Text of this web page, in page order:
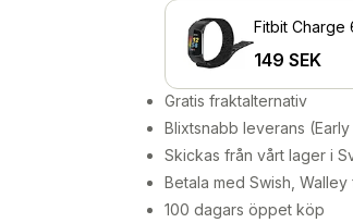
Fitbit Charge
149 SEK
Gratis fraktalternativ
Blixtsnabb leverans
Skickas från vårt lager i
Betala med Swish,
100 dagars öppet köp